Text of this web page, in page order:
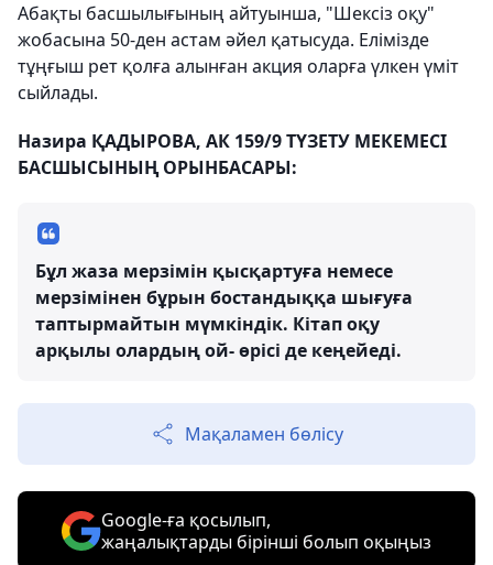
Абақты басшылығының айтуынша, "Шексіз оқу"
жобасына 50-ден астам әйел қатысуда. Елімізде
тұңғыш рет қолға алынған акция оларға үлкен үміт
сыйлады.
Назира ҚАДЫРОВА, АК 159/9 ТҮЗЕТУ МЕКЕМЕСІ
БАСШЫСЫНЫҢ ОРЫНБАСАРЫ:
Бұл жаза мерзімін қысқартуға немесе
мерзімінен бұрын бостандыққа шығуға
таптырмайтын мүмкіндік. Кітап оқу
арқылы олардың ой- өрісі де кеңейеді.
Мақаламен бөлісу
Google-ға қосылып,
жаңалықтарды бірінші болып оқыңыз